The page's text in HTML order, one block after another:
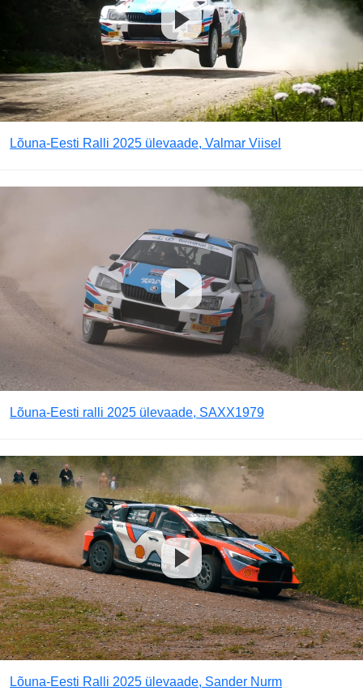
Lõuna-Eesti Ralli 2025 ülevaade, Valmar Viisel
Lõuna-Eesti ralli 2025 ülevaade, SAXX1979
Lõuna-Eesti Ralli 2025 ülevaade, Sander Nurm